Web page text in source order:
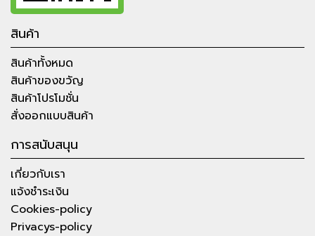
สินค้า
สินค้าทั้งหมด
สินค้าของขวัญ
สินค้าโปรโมชั่น
สั่งออกแบบสินค้า
การสนับสนุน
เกี่ยวกับเรา
แจ้งชำระเงิน
Cookies-policy
Privacys-policy